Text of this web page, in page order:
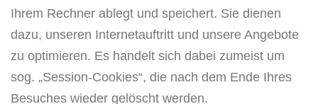
Ihrem Rechner ablegt und speichert. Sie dienen
dazu, unseren Internetauftritt und unsere Angebote
zu optimieren. Es handelt sich dabei zumeist um
sog. „Session-Cookies“, die nach dem Ende Ihres
Besuches wieder gelöscht werden.